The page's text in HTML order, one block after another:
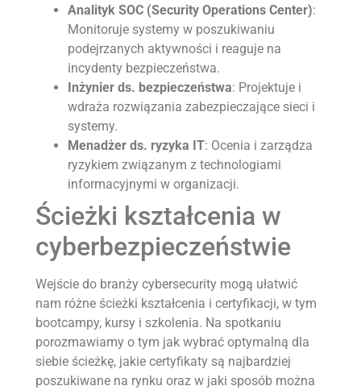
Analityk SOC (Security Operations Center):
Monitoruje systemy w poszukiwaniu
podejrzanych aktywności i reaguje na
incydenty bezpieczeństwa.​
Inżynier ds. bezpieczeństwa: Projektuje i
wdraża rozwiązania zabezpieczające sieci i
systemy.​
Menadżer ds. ryzyka IT: Ocenia i zarządza
ryzykiem związanym z technologiami
informacyjnymi w organizacji.
Ścieżki kształcenia w
cyberbezpieczeństwie
Wejście do branży cybersecurity mogą ułatwić
nam różne ścieżki kształcenia i certyfikacji, w tym
bootcampy, kursy i szkolenia. Na spotkaniu
porozmawiamy o tym jak wybrać optymalną dla
siebie ścieżkę, jakie certyfikaty są najbardziej
poszukiwane na rynku oraz w jaki sposób można